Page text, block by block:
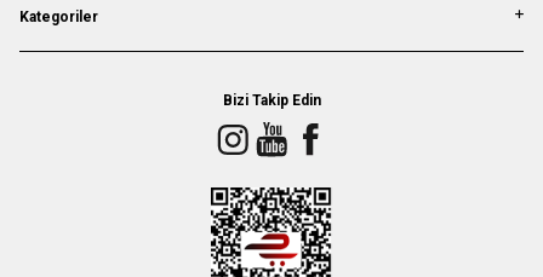
Kategoriler
Bizi Takip Edin